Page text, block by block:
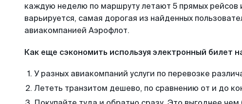
каждую неделю по маршруту летают 5 прямых рейсов
варьируется, самая дорогая из найденных
авиакомпанией Аэрофлот.
Как еще сэкономить используя электронный билет
У разных авиакомпаний услуги по перевозке
Лететь транзитом дешево, по сравнению от и до